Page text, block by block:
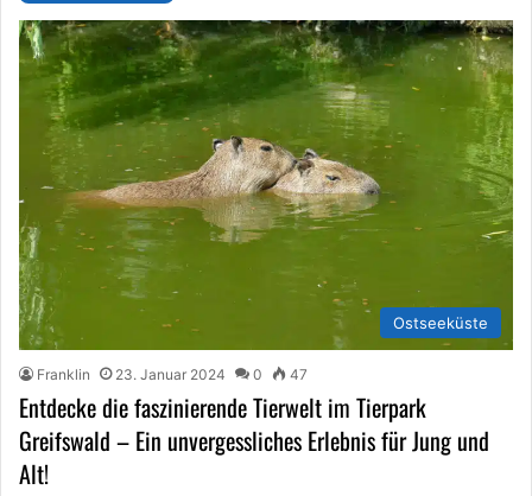
Ostseeküste
Franklin 23. Januar 2024 0 47
Entdecke die faszinierende Tierwelt im Tierpark
Greifswald – Ein unvergessliches Erlebnis für Jung und
Alt!